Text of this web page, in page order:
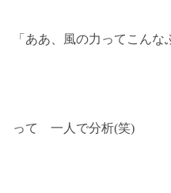
「ああ、風の力ってこんな
って 一人で分析(笑)